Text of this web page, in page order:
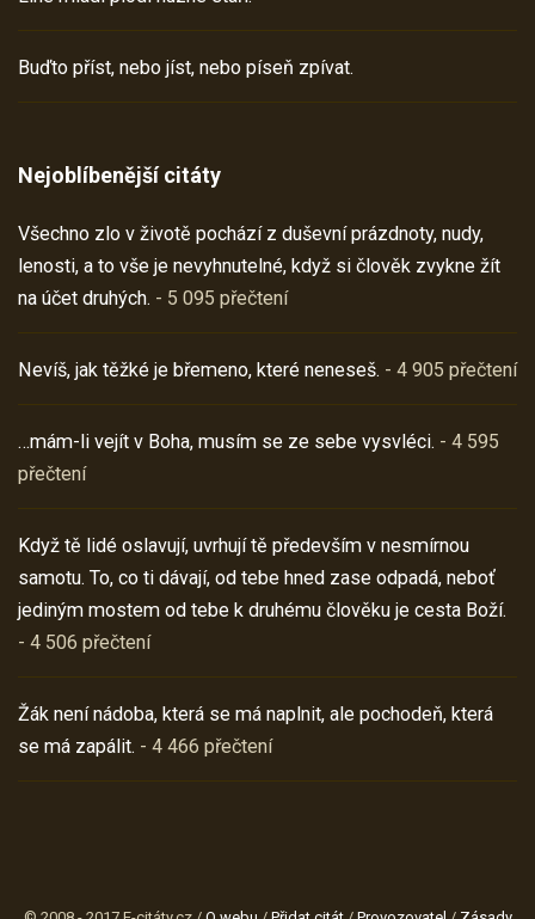
Buďto příst, nebo jíst, nebo píseň zpívat.
Nejoblíbenější citáty
Všechno zlo v životě pochází z duševní prázdnoty, nudy,
lenosti, a to vše je nevyhnutelné, když si člověk zvykne žít
na účet druhých. - 5 095 přečtení
Nevíš, jak těžké je břemeno, které neneseš. - 4 905 přečtení
…mám-li vejít v Boha, musím se ze sebe vysvléci. - 4 595
přečtení
Když tě lidé oslavují, uvrhují tě především v nesmírnou
samotu. To, co ti dávají, od tebe hned zase odpadá, neboť
jediným mostem od tebe k druhému člověku je cesta Boží.
- 4 506 přečtení
Žák není nádoba, která se má naplnit, ale pochodeň, která
se má zapálit. - 4 466 přečtení